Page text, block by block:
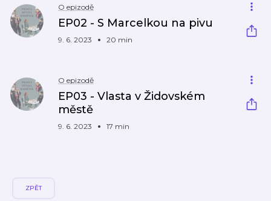
O epizodě
EP02 - S Marcelkou na pivu
9. 6. 2023 20 min
O epizodě
EP03 - Vlasta v Židovském
městě
9. 6. 2023 17 min
ZPĚT